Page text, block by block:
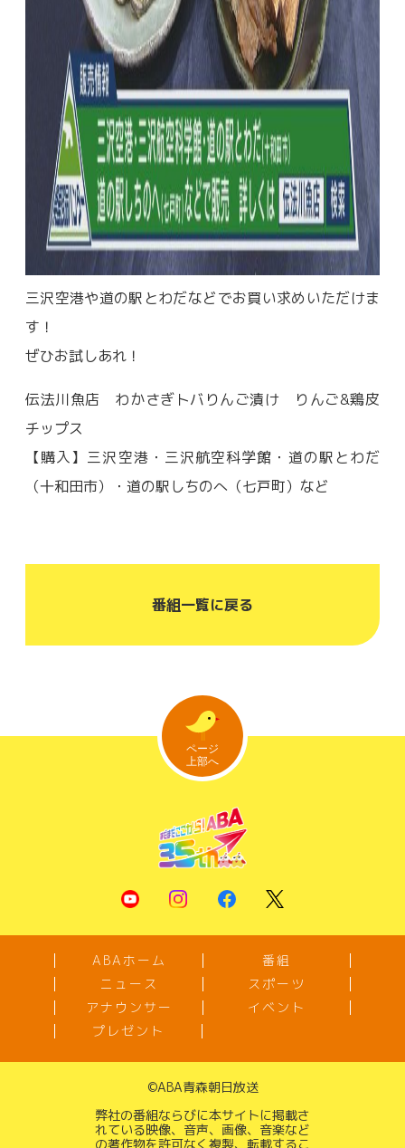
三沢空港や道の駅とわだなどでお買い求めいただけま
す！
ぜひお試しあれ！
伝法川魚店 わかさぎトバりんご漬け りんご&鶏皮
チップス
【購入】三沢空港・三沢航空科学館・道の駅とわだ
（十和田市）・道の駅しちのへ（七戸町）など
番組一覧に戻る
ABAホーム
番組
ニュース
スポーツ
アナウンサー
イベント
プレゼント
©ABA青森朝日放送
弊社の番組ならびに本サイトに掲載さ
れている映像、音声、画像、音楽など
の著作物を許可なく複製、転載するこ